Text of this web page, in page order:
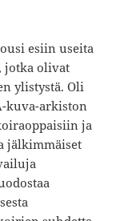
esiin useita
jotka olivat
ylistystä. Oli
kuva-arkiston
ja
jälkimmäiset